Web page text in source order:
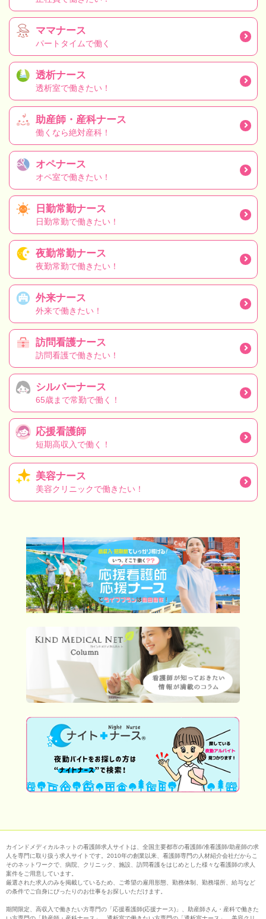
ママナース
パートタイムで働く
透析ナース
透析室で働きたい！
助産師・産科ナース
働くなら絶対産科！
オペナース
オペ室で働きたい！
日勤常勤ナース
日勤常勤で働きたい！
夜勤常勤ナース
夜勤常勤で働きたい！
外来ナース
外来で働きたい！
訪問看護ナース
訪問看護で働きたい！
シルバーナース
65歳まで常勤で働く！
応援看護師
短期高収入で働く！
美容ナース
美容クリニックで働きたい！
カインドメディカルネットの看護師求人サイトは、全国主要都市の看護師/准看護師/助産師の求
人を専門に取り扱う求人サイトです。2010年の創業以来、看護師専門の人材紹介会社だからこ
そのネットワークで、病院、クリニック、施設、訪問看護をはじめとした様々な看護師の求人
案件をご用意しています。
厳選された求人のみを掲載しているため、ご希望の雇用形態、勤務体制、勤務場所、給与など
の条件でご自身にぴったりのお仕事をお探しいただけます。
期間限定、高収入で働きたい方専門の「応援看護師(応援ナース)」、助産師さん・産科で働きた